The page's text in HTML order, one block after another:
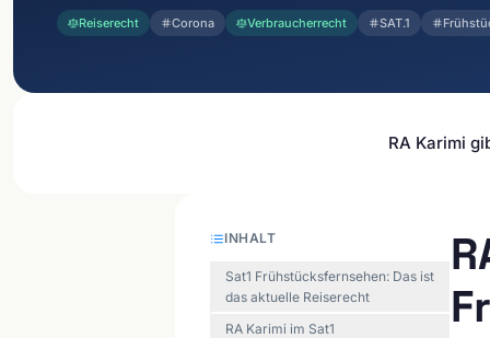
Reiserecht Corona Verbraucherrecht SAT.1
RA Karimi
INHALT
Sat1 Frühstücksfernsehen: Das ist
das aktuelle Reiserecht
RA Karimi im Sat1